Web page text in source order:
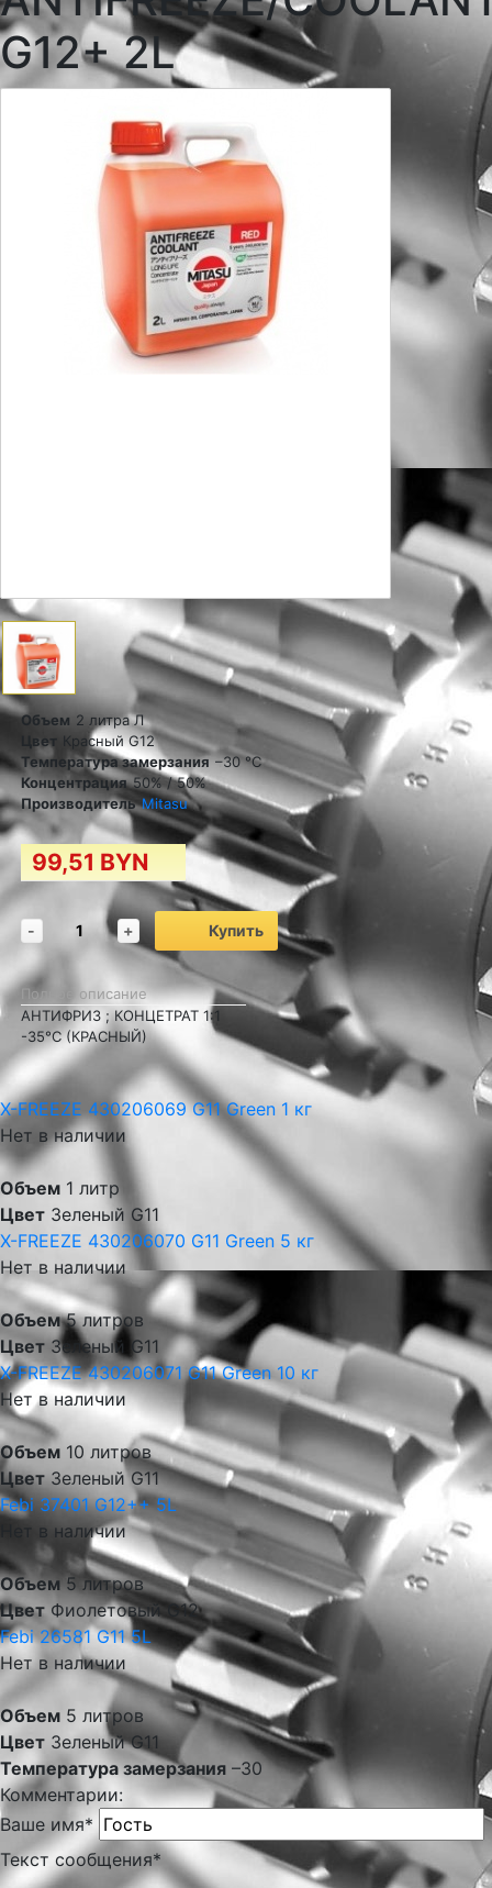
G12+ 2L
Объем 2 литра Л
Цвет Красный G12
Температура замерзания –30 °C
Концентрация 50% / 50%
Производитель Mitasu
99,51 BYN
- + Купить
Полное описание
АНТИФРИЗ ; КОНЦЕТРАТ 1:1
-35°С (КРАСНЫЙ)
X-FREEZE 430206069 G11 Green 1 кг
Нет в наличии
Объем 1 литр
Цвет Зеленый G11
X-FREEZE 430206070 G11 Green 5 кг
Нет в наличии
Объем5 литров
Цвет Зеленый G11
X-FREEZE 430206071 G11 Green 10 кг
Нет в наличии
Объем 10 литров
ЦветЗеленый G11
Febi 37401 G12++ 5L
Нет в наличии
Объем5 литров
Цвет Фиолетовый G12
Febi 26581 G11 5L
Нет в наличии
Объем 5 литров
Цвет Зеленый G11
Температура замерзания –30
Комментарии:
Ваше имя*
Текст сообщения*